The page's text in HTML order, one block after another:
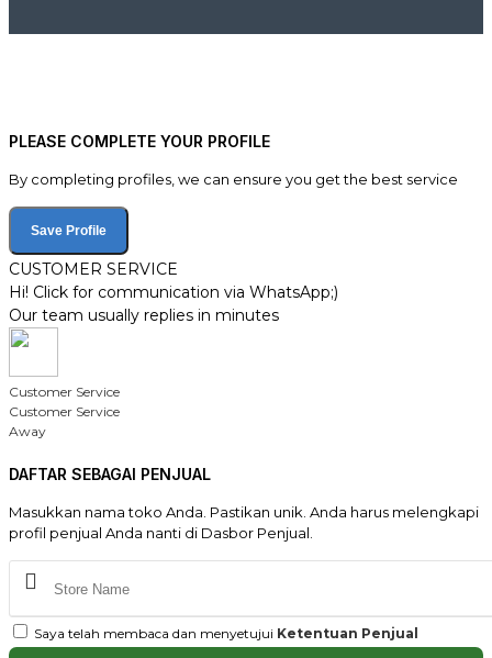
PLEASE COMPLETE YOUR PROFILE
By completing profiles, we can ensure you get the best service
Save Profile
CUSTOMER SERVICE
Hi! Click for communication via WhatsApp;)
Our team usually replies in minutes
Customer Service
Customer Service
Away
DAFTAR SEBAGAI PENJUAL
Masukkan nama toko Anda. Pastikan unik. Anda harus melengkapi
profil penjual Anda nanti di Dasbor Penjual.
Saya telah membaca dan menyetujui Ketentuan Penjual